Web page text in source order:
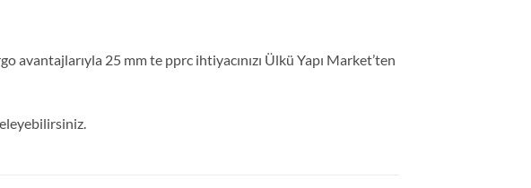
avantajlarıyla 25 mm te pprc ihtiyacınızı Ülkü Yapı Market’ten